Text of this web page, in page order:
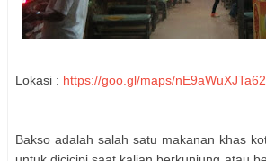
Lokasi : https://goo.gl/maps/nE9aWuXJTa62
Bakso adalah salah satu makanan khas